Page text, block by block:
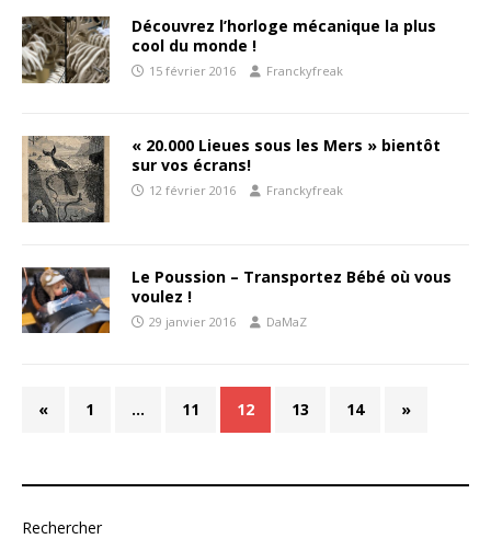
Découvrez l’horloge mécanique la plus
cool du monde !
15 février 2016 Franckyfreak
« 20.000 Lieues sous les Mers » bientôt
sur vos écrans!
12 février 2016 Franckyfreak
Le Poussion – Transportez Bébé où vous
voulez !
29 janvier 2016 DaMaZ
« 1 … 11 12 13 14 »
Rechercher